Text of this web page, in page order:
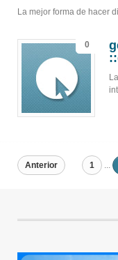
La mejor forma de hacer
0
Anterior 1 ...